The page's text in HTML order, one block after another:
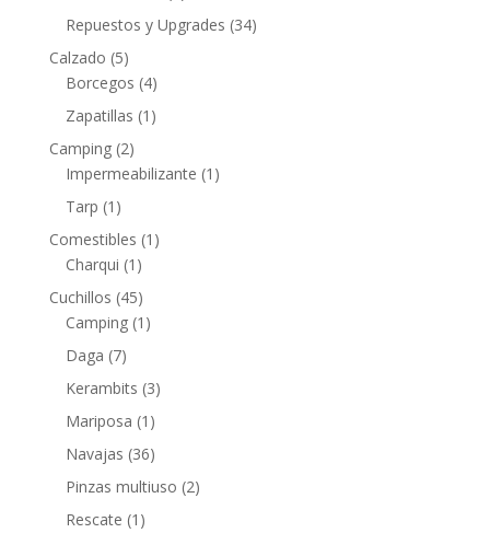
Repuestos y Upgrades (34)
Calzado (5)
Borcegos (4)
Zapatillas (1)
Camping (2)
Impermeabilizante (1)
Tarp (1)
Comestibles (1)
Charqui (1)
Cuchillos (45)
Camping (1)
Daga (7)
Kerambits (3)
Mariposa (1)
Navajas (36)
Pinzas multiuso (2)
Rescate (1)